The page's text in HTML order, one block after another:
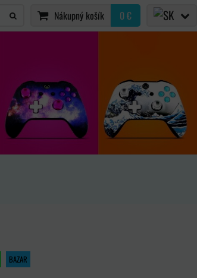
Nákupný košík 0 €
BAZAR